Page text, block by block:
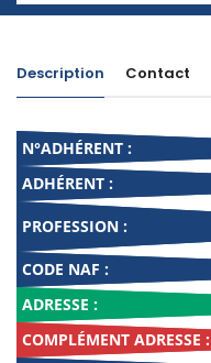
Description Contact
N°ADHÉRENT :
ADHÉRENT :
PROFESSION :
CODE NAF :
ADRESSE :
COMPLÉMENT ADRESSE :